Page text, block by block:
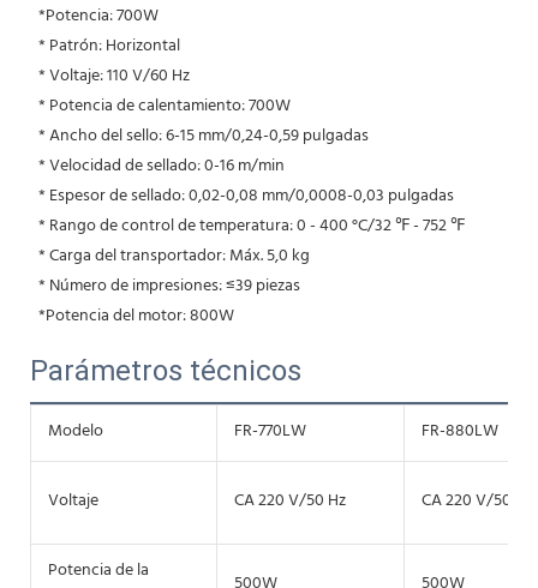
*Potencia: 700W
* Patrón: Horizontal
* Voltaje: 110 V/60 Hz
* Potencia de calentamiento: 700W
* Ancho del sello: 6-15 mm/0,24-0,59 pulgadas
* Velocidad de sellado: 0-16 m/min
* Espesor de sellado: 0,02-0,08 mm/0,0008-0,03 pulgadas
* Rango de control de temperatura: 0 - 400 °C/32 ℉ - 752 ℉
* Carga del transportador: Máx. 5,0 kg
* Número de impresiones: ≤39 piezas
*Potencia del motor: 800W
Parámetros técnicos
Modelo FR-770LW FR-880LW
Voltaje CA 220 V/50 Hz CA 220 V/50 Hz
Potencia de la